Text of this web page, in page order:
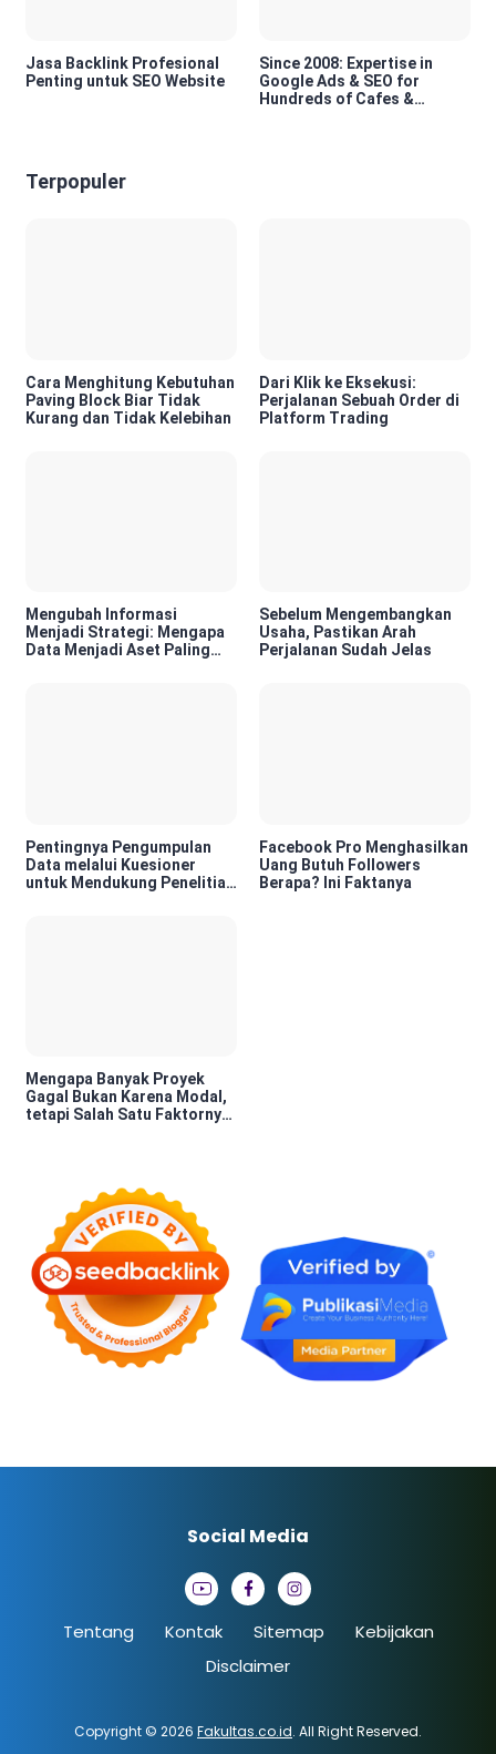
Jasa Backlink Profesional
Penting untuk SEO Website
Since 2008: Expertise in
Google Ads & SEO for
Hundreds of Cafes &
Terpopuler
Cara Menghitung Kebutuhan
Paving Block Biar Tidak
Kurang dan Tidak Kelebihan
Dari Klik ke Eksekusi:
Perjalanan Sebuah Order di
Platform Trading
Mengubah Informasi
Menjadi Strategi: Mengapa
Data Menjadi Aset Paling
Sebelum Mengembangkan
Usaha, Pastikan Arah
Perjalanan Sudah Jelas
Pentingnya Pengumpulan
Data melalui Kuesioner
untuk Mendukung Penelitian
Facebook Pro Menghasilkan
Uang Butuh Followers
Berapa? Ini Faktanya
Mengapa Banyak Proyek
Gagal Bukan Karena Modal,
tetapi Salah Satu Faktornya
Tentang Kontak Sitemap
Kebijakan
Disclaimer
Copyright © 2026 Fakultas.co.id. All Right Reserved.
Social Media